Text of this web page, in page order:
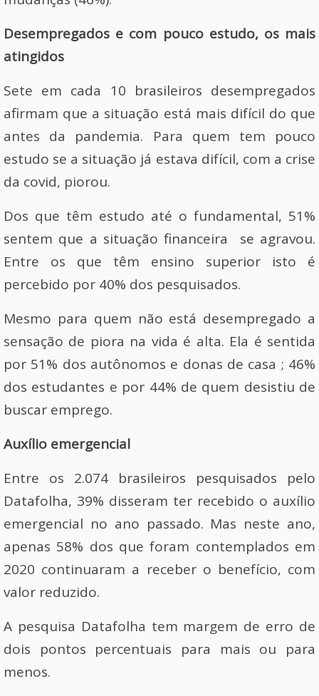
Desempregados e com pouco estudo, os mais
atingidos
Sete em cada 10 brasileiros desempregados
afirmam que a situação está mais difícil do que
antes da pandemia. Para quem tem pouco
estudo se a situação já estava difícil, com a crise
da covid, piorou.
Dos que têm estudo até o fundamental, 51%
sentem que a situação financeira se agravou.
Entre os que têm ensino superior isto é
percebido por 40% dos pesquisados.
Mesmo para quem não está desempregado a
sensação de piora na vida é alta. Ela é sentida
por 51% dos autônomos e donas de casa ; 46%
dos estudantes e por 44% de quem desistiu de
buscar emprego.
Auxílio emergencial
Entre os 2.074 brasileiros pesquisados pelo
Datafolha, 39% disseram ter recebido o auxílio
emergencial no ano passado. Mas neste ano,
apenas 58% dos que foram contemplados em
2020 continuaram a receber o benefício, com
valor reduzido.
A pesquisa Datafolha tem margem de erro de
dois pontos percentuais para mais ou para
menos.